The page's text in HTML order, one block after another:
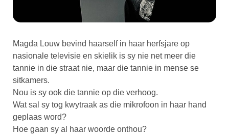
Magda Louw bevind haarself in haar herfsjare op
nasionale televisie en skielik is sy nie net meer die
tannie in die straat nie, maar die tannie in mense se
sitkamers.
Nou is sy ook die tannie op die verhoog.
Wat sal sy tog kwytraak as die mikrofoon in haar hand
geplaas word?
Hoe gaan sy al haar woorde onthou?